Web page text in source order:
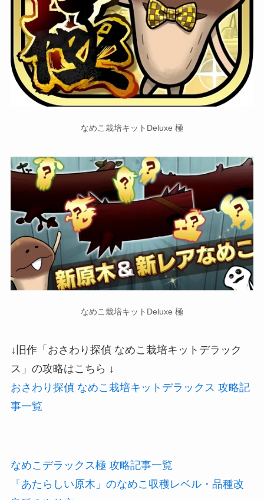
なめこ栽培キットDeluxe 極
なめこ栽培キットDeluxe 極
↓旧作「おさわり探偵 なめこ栽培キットデラック
ス」の攻略はこちら ↓
おさわり探偵 なめこ栽培キットデラックス 攻略記
事一覧
なめこデラックス極 攻略記事一覧
「あたらしい原木」のなめこ収穫レベル・品種改